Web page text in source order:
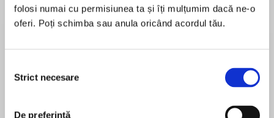
folosi numai cu permisiunea ta și îți mulțumim dacă ne-o
oferi. Poți schimba sau anula oricând acordul tău.
consimțământului
Strict necesare
De preferință
Desprecarte
ajung pe un tărâm magic.